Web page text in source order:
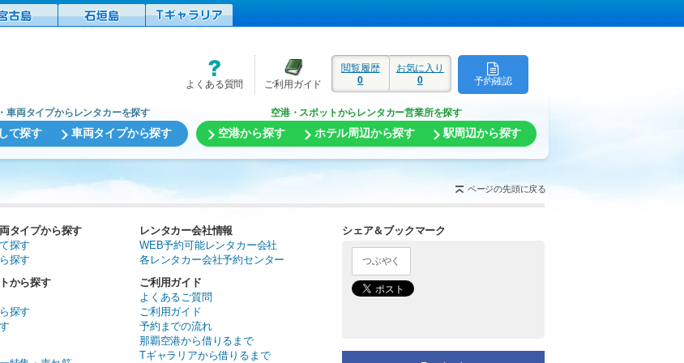
予約確認
閲覧履歴
0
お気に入り
0
よくある質問 ご利用ガイド
車両タイプからレンタカーを探す
て探す 車両タイプから探す
空港・スポットからレンタカー営業所を探す
空港から探す ホテル周辺から探す 駅周辺から探す
ページの先頭に戻る
タイプから探す
探す
探す
から探す
探す
レンタカー会社情報
WEB予約可能レンタカー会社
各レンタカー会社予約センター
ご利用ガイド
よくあるご質問
ご利用ガイド
予約までの流れ
那覇空港から借りるまで
Tギャラリアから借りるまで
シェア＆ブックマーク